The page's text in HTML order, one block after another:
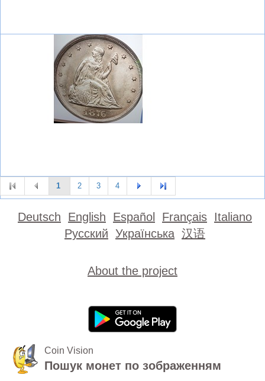
1 2 3 4
Deutsch English Español Français Italiano
Русский Українська 汉语
About the project
Coin Vision
Пошук монет по зображенням